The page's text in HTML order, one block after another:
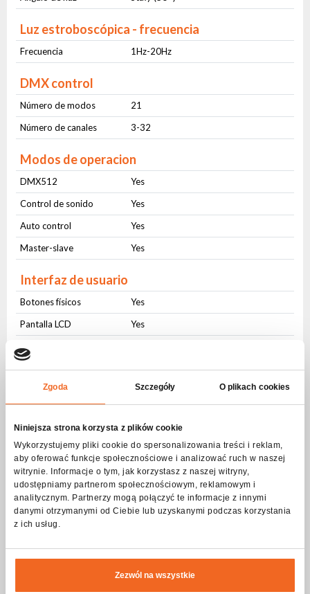
Zgoda Szczegóły O plikach cookies
Niniejsza strona korzysta z plików cookie
Wykorzystujemy pliki cookie do spersonalizowania treści i reklam,
aby oferować funkcje społecznościowe i analizować ruch w naszej
witrynie. Informacje o tym, jak korzystasz z naszej witryny,
udostępniamy partnerom społecznościowym, reklamowym i
analitycznym. Partnerzy mogą połączyć te informacje z innymi
danymi otrzymanymi od Ciebie lub uzyskanymi podczas korzystania
z ich usług.
Zezwól na wszystkie
Luz estroboscópica - frecuencia
Frecuencia 1Hz-20Hz
DMX control
Número de modos
21
Número de canales
3-32
Modos de operacion
DMX512
Yes
Control de sonido
Yes
Auto control
Yes
Master-slave
Yes
Interfaz de usuario
Botones físicos
Yes
Pantalla LCD
Yes
Conectores
DMX IN
3-pin XLR
DMX OUT
3-pin XLR
Parámetros físicos
Nivel de protección IP
IP20
Tipo de vivienda